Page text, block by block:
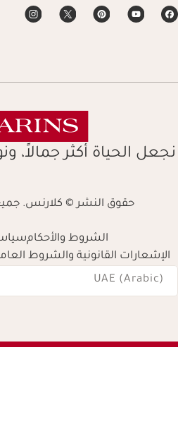
نجعل الحياة أكثر جمالاً،
حقوق النشر © كلارنس.
الشروط والأحكام
الإشعارات القانونية والشروط
UAE (Arabic)